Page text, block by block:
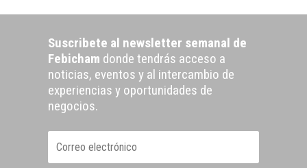
Suscribete al newsletter semanal de
Febicham donde tendrás acceso a
noticias, eventos y al intercambio de
experiencias y oportunidades de
negocios.